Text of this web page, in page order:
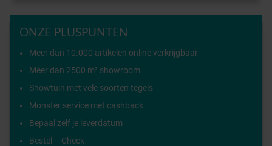
ONZE PLUSPUNTEN
Meer dan 10.000 artikelen online verkrijgbaar
Meer dan 2500 m² showroom
Showtuin met vele soorten tegels
Monster service met cashback
Bepaal zelf je leverdatum
Bestel – Check